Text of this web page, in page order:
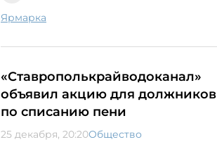
ярмарка
«Ставрополькрайводоканал»
объявил акцию для должников
по списанию пени
25 декабря, 20:20Общество